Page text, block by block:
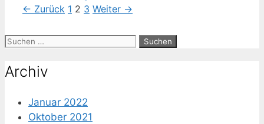
← Zurück Seite
1 Seite
2 Seite
3 Weiter →
Suche
Archiv
Januar 2022
Oktober 2021